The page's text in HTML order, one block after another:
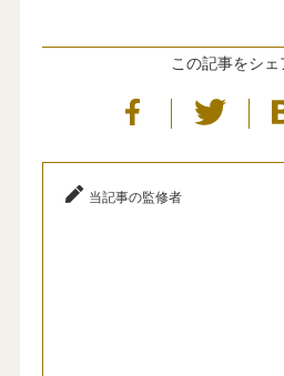
この記事をシェ
当記事の監修者